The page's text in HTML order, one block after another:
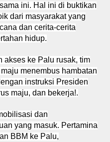
ini. Hal ini di buktikan
dari masyarakat yang
dan cerita-cerita
hidup.
akses ke Palu rusak, tim
menembus hambatan
instruksi Presiden
maju, dan bekerja!.
dan
yang masuk. Pertamina
BBM ke Palu,